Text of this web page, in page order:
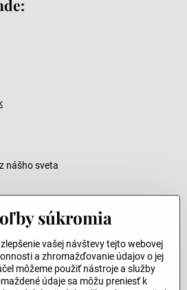
nášho sveta
súkromia
vašej návštevy tejto webovej
a zhromažďovanie údajov o jej
môžeme použiť nástroje a služby
údaje sa môžu preniesť k